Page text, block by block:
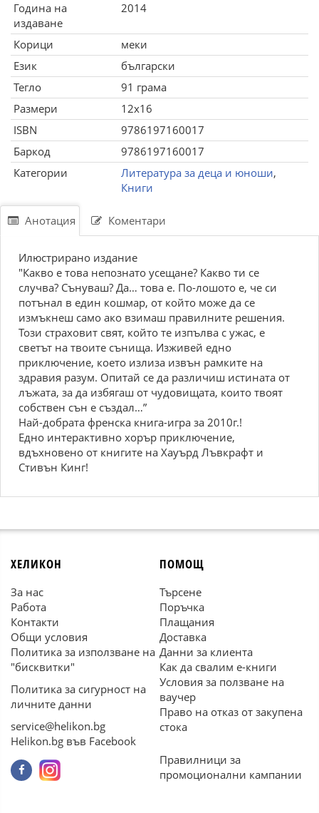
Година на
издаване
2014
Корици
меки
Език
български
Тегло
91 грама
Размери
12x16
ISBN
9786197160017
Баркод
9786197160017
Категории
Литература за деца и юноши,
Книги
Анотация Коментари
Илюстрирано издание
"Какво е това непознато усещане? Какво ти се
случва? Сънуваш? Да… това е. По-лошото е, че си
потънал в един кошмар, от който може да се
измъкнеш само ако взимаш правилните решения.
Този страховит свят, който те изпълва с ужас, е
светът на твоите сънища. Изживей едно
приключение, което излиза извън рамките на
здравия разум. Опитай се да различиш истината от
лъжата, за да избягаш от чудовищата, които твоят
собствен сън е създал…”
Най-добрата френска книга-игра за 2010г.!
Едно интерактивно хорър приключение,
вдъхновено от книгите на Хауърд Лъвкрафт и
Стивън Кинг!
ХЕЛИКОН
За нас
Работа
Контакти
Общи условия
Политика за използване на
"бисквитки"
Политика за сигурност на
личните данни
service@helikon.bg
Helikon.bg във Facebook
ПОМОЩ
Търсене
Поръчка
Плащания
Доставка
Данни за клиента
Как да свалим е-книги
Условия за ползване на
ваучер
Право на отказ от закупена
стока
Правилници за
промоционални кампании